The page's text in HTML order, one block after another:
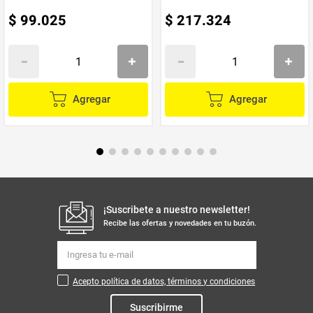
$ 99.025
Agregar
$ 217.324
Agregar
¡Suscribete a nuestro newsletter!
Recibe las ofertas y novedades en tu buzón.
Acepto política de datos, términos y condiciones
Suscribirme